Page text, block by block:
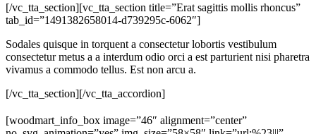
[/vc_tta_section][vc_tta_section title=”Erat sagittis mollis rhoncus”
tab_id=”1491382658014-d739295c-6062″]
Sodales quisque in torquent a consectetur lobortis vestibulum
consectetur metus a a interdum odio orci a est parturient nisi pharetra
vivamus a commodo tellus. Est non arcu a.
[/vc_tta_section][/vc_tta_accordion]
[woodmart_info_box image=”46″ alignment=”center”